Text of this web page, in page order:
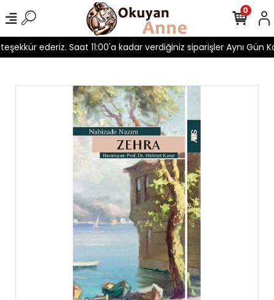
ederiz. Saat 11:00'a kadar verdiğiniz siparişler Aynı Gün
0